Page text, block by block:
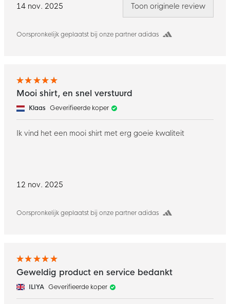
14 nov. 2025
Oorspronkelijk geplaatst bij onze partner adidas
Toon originele review
12 nov. 2025
Oorspronkelijk geplaatst bij onze partner adidas
Mooi shirt, en snel verstuurd
Klaas Geverifieerde koper
Ik vind het een mooi shirt met erg goeie kwaliteit
Geweldig product en service bedankt
ILIYA Geverifieerde koper